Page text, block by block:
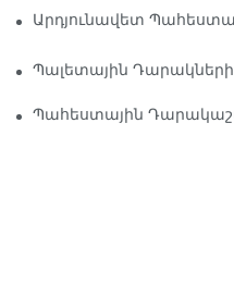
Արդյունավետ
Պալետային Դարակների
Պահեստային